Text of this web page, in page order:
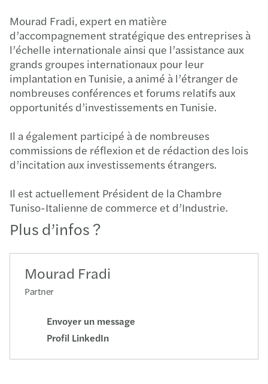
Mourad Fradi, expert en matière
d’accompagnement stratégique des entreprises à
l’échelle internationale ainsi que l’assistance aux
grands groupes internationaux pour leur
implantation en Tunisie, a animé à l’étranger de
nombreuses conférences et forums relatifs aux
opportunités d’investissements en Tunisie.
Il a également participé à de nombreuses
commissions de réflexion et de rédaction des lois
d’incitation aux investissements étrangers.
Il est actuellement Président de la Chambre
Tuniso-Italienne de commerce et d’Industrie.
Plus d’infos ?
Mourad Fradi
Partner
Envoyer un message
Profil LinkedIn